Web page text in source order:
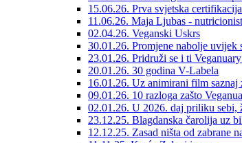
15.06.26. Prva svjetska
11.06.26. Maja Ljubas -
02.04.26. Veganski Uskrs
30.01.26. Promjene nabolje uvijek
23.01.26. Pridruži se i ti
20.01.26. 30 godina V-Labela
16.01.26. Uz animirani film saznaj
09.01.26. 10 razloga zašto
02.01.26. U 2026. daj priliku sebi,
23.12.25. Blagdanska čarolija uz
12.12.25. Zasad ništa od zabrane